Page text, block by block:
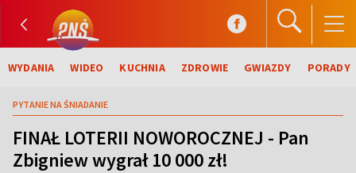
WYDANIA WIDEO KUCHNIA ZDROWIE GWIAZDY PORADY
PYTANIE NA ŚNIADANIE
FINAŁ LOTERII NOWOROCZNEJ - Pan
Zbigniew wygrał 10 000 zł!